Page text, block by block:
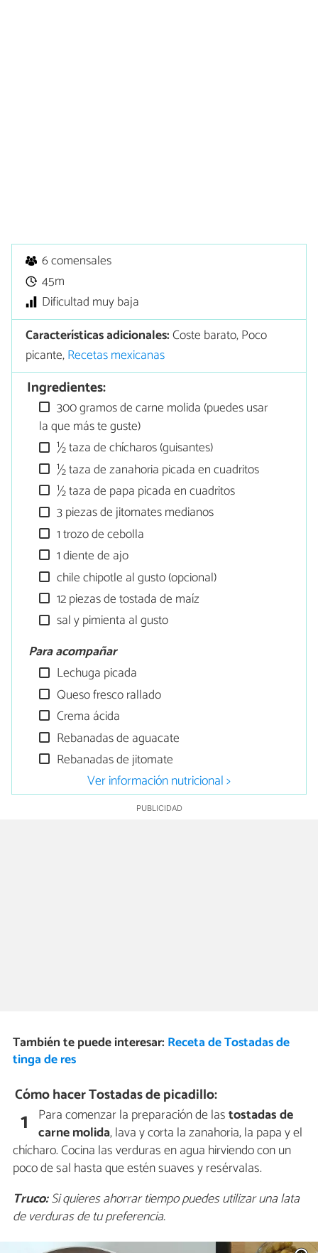
6 comensales
45m
Dificultad muy baja
Características adicionales:Coste barato, Poco
picante,Recetas mexicanas
Ingredientes:
300 gramos de carne molida (puedes usar
la que más te guste)
½ taza de chícharos (guisantes)
½ taza de zanahoria picada en cuadritos
½ taza de papa picada en cuadritos
3 piezas de jitomates medianos
1 trozo de cebolla
1 diente de ajo
chile chipotle al gusto (opcional)
12 piezas de tostada de maíz
sal y pimienta al gusto
Para acompañar
Lechuga picada
Queso fresco rallado
Crema ácida
Rebanadas de aguacate
Rebanadas de jitomate
Ver información nutricional >
También te puede interesar: Receta de Tostadas de
tinga de res
Cómo hacer Tostadas de picadillo:
1 Para comenzar la preparación de lastostadas de
carne molida, lava y corta la zanahoria, la papa y el
chícharo. Cocina las verduras en agua hirviendo con un
poco de sal hasta que estén suaves y resérvalas.
Truco:Si quieres ahorrar tiempo puedes utilizar una lata
de verduras de tu preferencia.